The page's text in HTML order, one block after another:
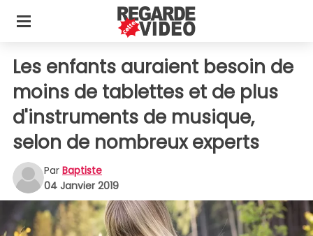
Les enfants auraient besoin de
moins de tablettes et de plus
d'instruments de musique,
selon de nombreux experts
Par Baptiste
04 Janvier 2019